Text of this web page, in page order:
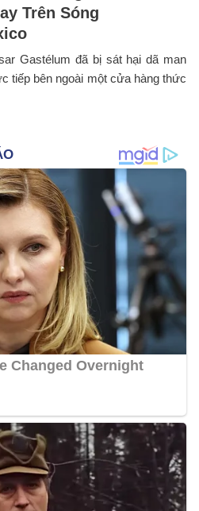
Trên Sóng
Gastélum đã bị sát hại dã man
tiếp bên ngoài một cửa hàng thức